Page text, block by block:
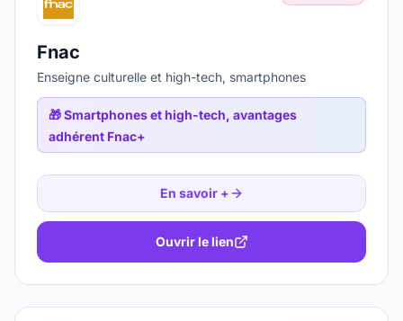
Fnac
Enseigne culturelle et high-tech, smartphones
🎁Smartphones et high-tech, avantages
adhérent Fnac+
En savoir +
Ouvrir le lien